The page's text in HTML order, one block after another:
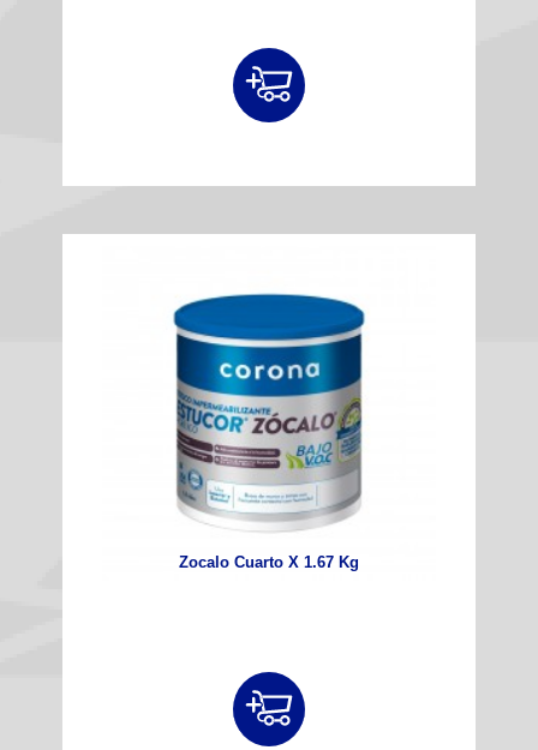
Zocalo Cuarto X 1.67 Kg